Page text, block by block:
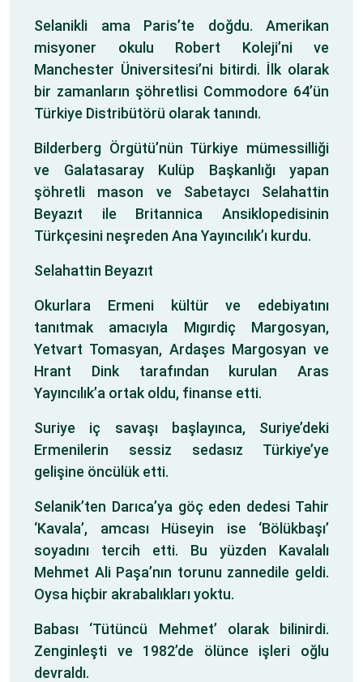
Selanikli ama Paris’te doğdu. Amerikan
misyoner okulu Robert Koleji’ni ve
Manchester Üniversitesi’ni bitirdi. İlk olarak
bir zamanların şöhretlisi Commodore 64’ün
Türkiye Distribütörü olarak tanındı.
Bilderberg Örgütü’nün Türkiye mümessilliği
ve Galatasaray Kulüp Başkanlığı yapan
şöhretli mason ve Sabetaycı Selahattin
Beyazıt ile Britannica Ansiklopedisinin
Türkçesini neşreden Ana Yayıncılık’ı kurdu.
Selahattin Beyazıt
Okurlara Ermeni kültür ve edebiyatını
tanıtmak amacıyla Mıgırdiç Margosyan,
Yetvart Tomasyan, Ardaşes Margosyan ve
Hrant Dink tarafından kurulan Aras
Yayıncılık’a ortak oldu, finanse etti.
Suriye iç savaşı başlayınca, Suriye’deki
Ermenilerin sessiz sedasız Türkiye’ye
gelişine öncülük etti.
Selanik’ten Darıca’ya göç eden dedesi Tahir
‘Kavala’, amcası Hüseyin ise ‘Bölükbaşı’
soyadını tercih etti. Bu yüzden Kavalalı
Mehmet Ali Paşa’nın torunu zannedile geldi.
Oysa hiçbir akrabalıkları yoktu.
Babası ‘Tütüncü Mehmet’ olarak bilinirdi.
Zenginleşti ve 1982’de ölünce işleri oğlu
devraldı.